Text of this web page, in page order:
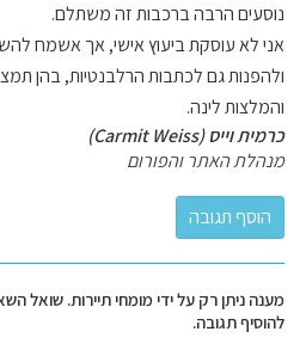
נוסעים הרבה ברכבות זה משתלם.
אני לא עוסקת ביעוץ אישי, אך אשמח
ולהפנות גם לכתבות הרלבנטיות, בהן
והמלצות לינה.
כרמית וייס (Carmit Weiss)
מנהלת האתר והפורום
מענה ניתן רק על ידי מומחי תיירות. שואל
להוסיף תגובה.